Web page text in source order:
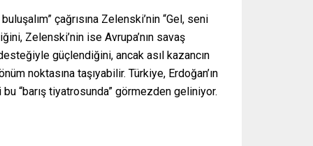
çağrısına Zelenski’nin “Gel, seni
Zelenski’nin ise Avrupa’nın savaş
güçlendiğini, ancak asıl kazancın
noktasına taşıyabilir. Türkiye, Erdoğan’ın
“barış tiyatrosunda” görmezden geliniyor.